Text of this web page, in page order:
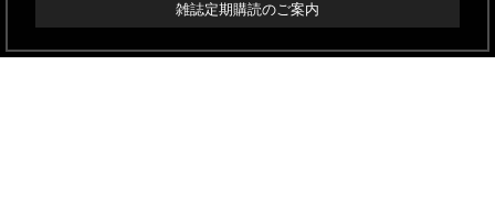
雑誌定期購読のご案内